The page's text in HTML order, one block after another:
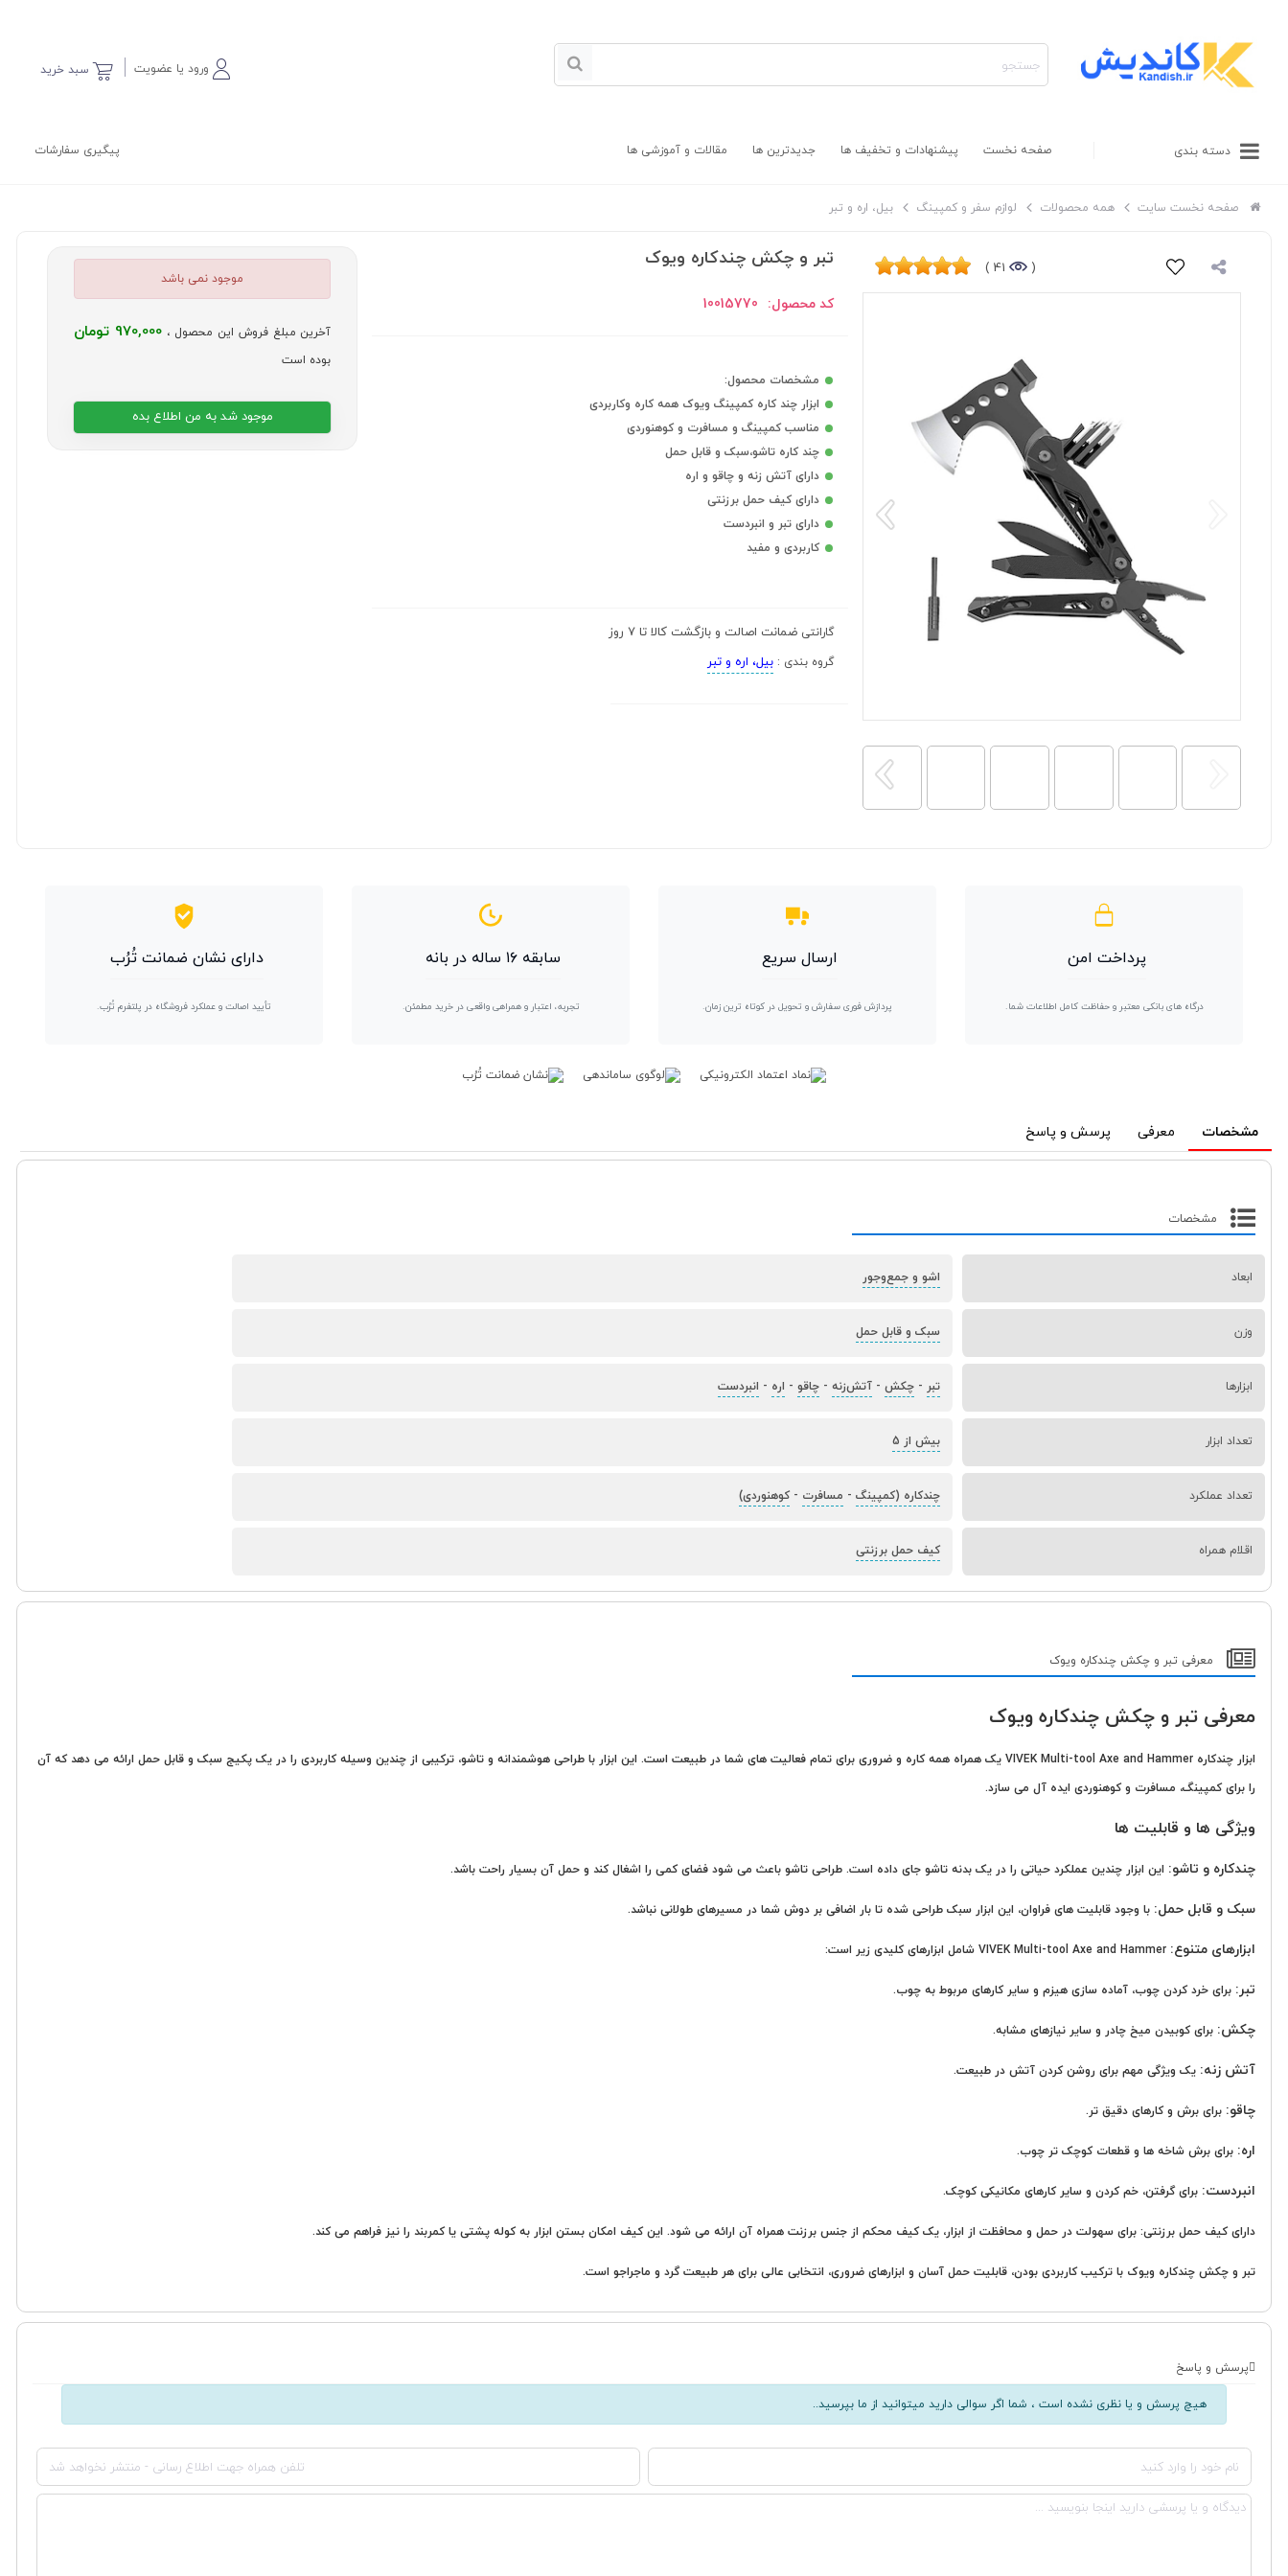
سبد خرید ورود یا عضویت
دسته بندی صفحه نخست پیشنهادات و تخفیف ها جدیدترین ها مقالات و آموزشی ها پیگیری سفارشات
صفحه نخست سایت همه محصولات لوازم سفر و کمپینگ بیل، اره و تبر
(
41 ) تبر و چکش چندکاره ویوک
کد محصول: 10015770
مشخصات محصول:
ابزار چند کاره کمپینگ ویوک همه کاره وکاربردی
مناسب کمپینگ و مسافرت و کوهنوردی
چند کاره تاشو،سبک و قابل حمل
دارای آتش زنه و چاقو و اره
دارای کیف حمل برزنتی
دارای تبر و انبردست
کاربردی و مفید
گارانتی ضمانت اصالت و بازگشت کالا تا 7 روز
گروه بندی :بیل، اره و تبر
موجود نمی باشد
آخرین مبلغ فروش این محصول ،970,000 تومان
بوده است
موجود شد به من اطلاع بده
پرداخت امن
درگاه های بانکی معتبر و حفاظت کامل اطلاعات شما.
ارسال سریع
پردازش فوری سفارش و تحویل در کوتاه ترین زمان.
سابقه ۱۶ ساله در بانه
تجربه، اعتبار و همراهی واقعی در خرید مطمئن.
دارای نشان ضمانت تُرُب
تأیید اصالت و عملکرد فروشگاه در پلتفرم تُرُب.
مشخصات معرفی پرسش و پاسخ
مشخصات
ابعاد اشو و جمع‌وجور
وزن سبک و قابل حمل
ابزارها تبر -چکش -آتش‌زنه -چاقو - اره - انبردست
تعداد ابزار بیش از 5
تعداد عملکرد چندکاره (کمپینگ - مسافرت -کوهنوردی)
اقلام همراه کیف حمل برزنتی
معرفی تبر و چکش چندکاره ویوک
معرفی تبر و چکش چندکاره ویوک
ابزار چندکاره VIVEK Multi-tool Axe and Hammer یک همراه همه کاره و ضروری برای تمام فعالیت های شما در طبیعت است. این ابزار با طراحی هوشمندانه و تاشو، ترکیبی از چندین وسیله کاربردی را در یک پکیج سبک و قابل حمل ارائه می دهد که آن
را برای کمپینگ، مسافرت و کوهنوردی ایده آل می سازد.
ویژگی ها و قابلیت ها
چندکاره و تاشو: این ابزار چندین عملکرد حیاتی را در یک بدنه تاشو جای داده است. طراحی تاشو باعث می شود فضای کمی را اشغال کند و حمل آن بسیار راحت باشد.
سبک و قابل حمل: با وجود قابلیت های فراوان، این ابزار سبک طراحی شده تا بار اضافی بر دوش شما در مسیرهای طولانی نباشد.
ابزارهای متنوع:
تبر: برای خرد کردن چوب، آماده سازی هیزم و سایر کارهای مربوط به چوب.
چکش: برای کوبیدن میخ چادر و سایر نیازهای مشابه.
آتش زنه: یک ویژگی مهم برای روشن کردن آتش در طبیعت.
چاقو: برای برش و کارهای دقیق تر.
اره: برای برش شاخه ها و قطعات کوچک تر چوب.
انبردست: برای گرفتن، خم کردن و سایر کارهای مکانیکی کوچک.
دارای کیف حمل برزنتی: برای سهولت در حمل و محافظت از ابزار، یک کیف محکم از جنس برزنت همراه آن ارائه می شود. این کیف امکان بستن ابزار به کوله پشتی یا کمربند را نیز فراهم می کند.
تبر و چکش چندکاره ویوک با ترکیب کاربردی بودن، قابلیت حمل آسان و ابزارهای ضروری، انتخابی عالی برای هر طبیعت گرد و ماجراجو است.
پرسش و پاسخ
هیچ پرسش و یا نظری نشده است ، شما اگر سوالی دارید میتوانید از ما بپرسید..